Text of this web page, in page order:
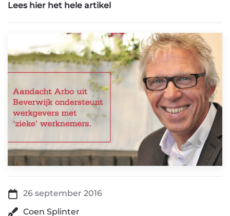
Lees hier het hele artikel
26 september 2016
Coen Splinter